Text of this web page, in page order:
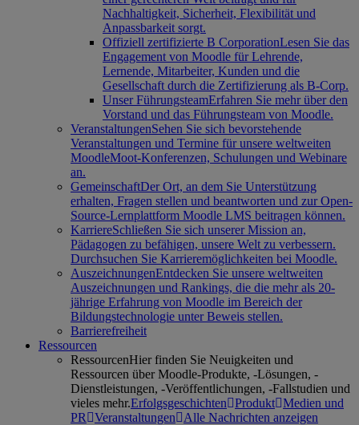
Nachhaltigkeit, Sicherheit, Flexibilität und
Anpassbarkeit sorgt.
Offiziell zertifizierte B CorporationLesen Sie das
Engagement von Moodle für Lehrende,
Lernende, Mitarbeiter, Kunden und die
Gesellschaft durch die Zertifizierung als B-Corp.
Unser FührungsteamErfahren Sie mehr über den
Vorstand und das Führungsteam von Moodle.
VeranstaltungenSehen Sie sich bevorstehende
Veranstaltungen und Termine für unsere weltweiten
MoodleMoot-Konferenzen, Schulungen und Webinare
an.
GemeinschaftDer Ort, an dem Sie Unterstützung
erhalten, Fragen stellen und beantworten und zur Open-
Source-Lernplattform Moodle LMS beitragen können.
KarriereSchließen Sie sich unserer Mission an,
Pädagogen zu befähigen, unsere Welt zu verbessern.
Durchsuchen Sie Karrieremöglichkeiten bei Moodle.
AuszeichnungenEntdecken Sie unsere weltweiten
Auszeichnungen und Rankings, die die mehr als 20-
jährige Erfahrung von Moodle im Bereich der
Bildungstechnologie unter Beweis stellen.
Barrierefreiheit
Ressourcen
RessourcenHier finden Sie Neuigkeiten und
Ressourcen über Moodle-Produkte, -Lösungen, -
Dienstleistungen, -Veröffentlichungen, -Fallstudien und
vieles mehr.Erfolgsgeschichten Produkt Medien und
PR
Veranstaltungen Alle Nachrichten anzeigen